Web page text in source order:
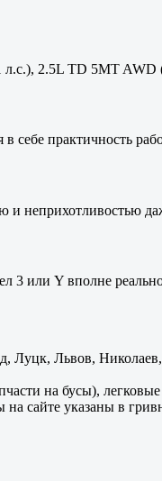
2.5L TD 5MT AWD
себе практичность
неприхотливостью
3 или Y вполне
Луцк, Львов,
на бусы),
сайте указаны в